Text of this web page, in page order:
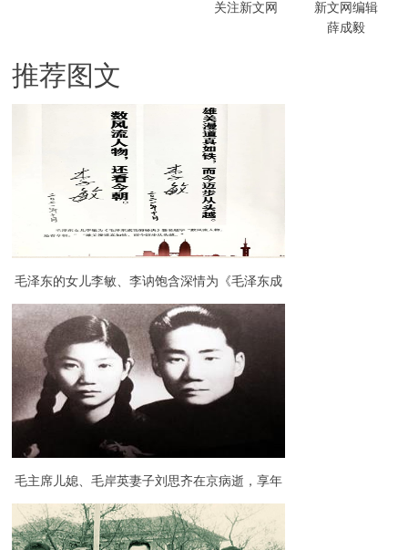
关注新文网
新文网编辑
薛成毅
推荐图文
毛泽东的女儿李敏、李讷饱含深情为《毛泽东成
功的秘诀》一书题字
毛主席儿媳、毛岸英妻子刘思齐在京病逝，享年
92岁